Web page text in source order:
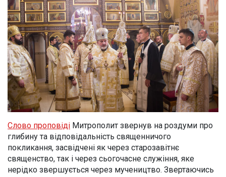
Слово проповіді Митрополит звернув на роздуми про
глибину та відповідальність священничого
покликання, засвідчені як через старозавітнє
священство, так і через сьогочасне служіння, яке
нерідко звершується через мучеництво. Звертаючись